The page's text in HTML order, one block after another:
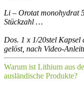
Li – Orotat monohydrat
Stückzahl …
Dos. 1 x 1/20stel Kapsel
gelöst, nach Video-
Warum ist Lithium aus
ausländische Produkte?